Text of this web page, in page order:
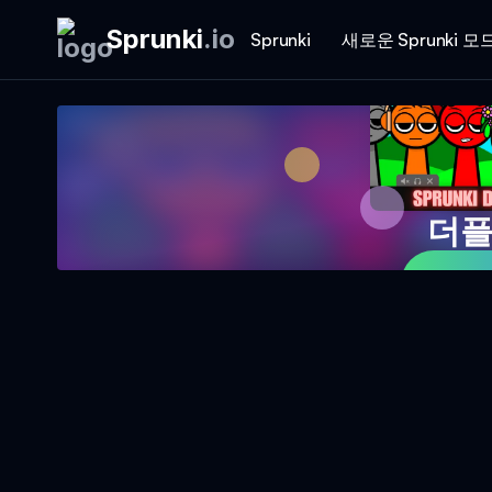
Sprunki.io Sprunki 새로운 Sprunki 모
더